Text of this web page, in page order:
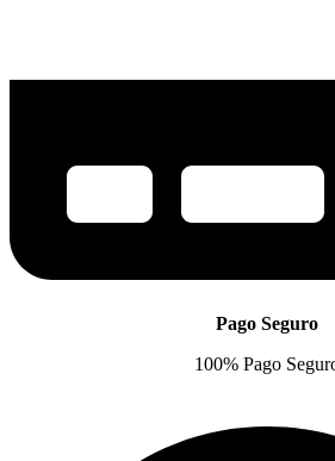
Pago Seguro
100% Pago